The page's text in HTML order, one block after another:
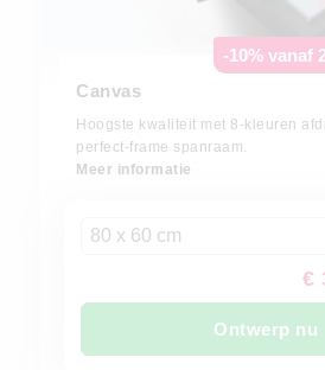
-10% vanaf
Canvas
Hoogste kwaliteit met 8-kleuren
perfect-frame spanraam.
Meer informatie
80 x 60 cm
€
Ontwerp nu